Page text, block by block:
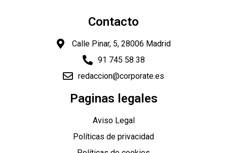
Contacto
Calle Pinar, 5, 28006 Madrid
91 745 58 38
redaccion@corporate.es
Paginas legales
Aviso Legal
Políticas de privacidad